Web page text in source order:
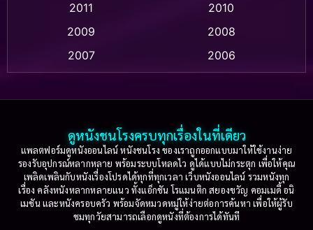
Based on a True Story เรื่องจริง(75)
Based on Novel(16)
Betrayal(1)
Biography(3)
2011
2010
2009
2008
2007
2006
2003
2002
2001
2000
1999
1998
1997
1996
1995
1994
1993
1992
ดูหนังชนโรงครบทุกเรื่องในที่เดียว
แพลตฟอร์มดูหนังออนไลน์ หนังชนโรง ของเราถูกออกแบบมาให้ใช้งานง่าย
รองรับอุปกรณ์หลากหลาย พร้อมระบบโหลดไว ดูได้แบบไม่กระตุก เพื่อให้คุณ
เพลิดเพลินกับหนังเรื่องโปรดได้ทุกที่ทุกเวลา เว็บหนังออนไลน์ รวมหนังทุก
เรื่อง คลังหนังหลากหลายแนว ทั้งแอ็กชัน โรแมนติก สยองขวัญ คอมเมดี้ อนิ
เมชัน และหนังครอบครัว พร้อมจัดหมวดหมู่ให้ง่ายต่อการค้นหา เพื่อให้ผู้รับ
ชมทุกวัยสามารถเลือกดูหนังที่ต้องการได้ทันที